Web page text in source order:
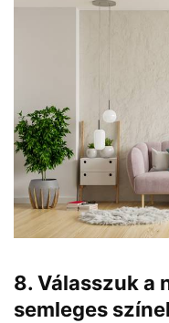
8. Válasszuk a
semleges